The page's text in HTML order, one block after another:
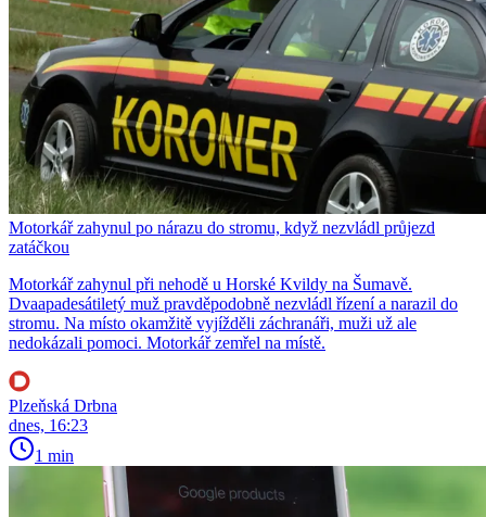
Motorkář zahynul po nárazu do stromu, když nezvládl průjezd
zatáčkou
Motorkář zahynul při nehodě u Horské Kvildy na Šumavě.
Dvaapadesátiletý muž pravděpodobně nezvládl řízení a narazil do
stromu. Na místo okamžitě vyjížděli záchranáři, muži už ale
nedokázali pomoci. Motorkář zemřel na místě.
Plzeňská Drbna
dnes, 16:23
1 min